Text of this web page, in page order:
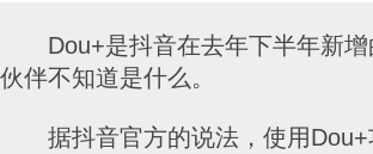
Dou+是抖音在去年下半年新增
伙伴不知道是什么。
据抖音官方的说法，使用Dou+